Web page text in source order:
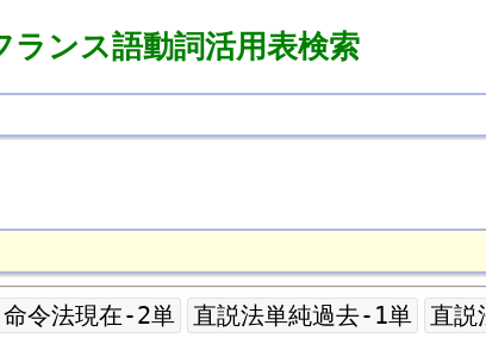
ランス語動詞活用表検索
命令法現在-2単 直説法単純過去-1単 直